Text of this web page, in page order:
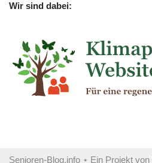
Wir sind dabei:
Senioren-Blog.info ⋆ Ein Projekt von